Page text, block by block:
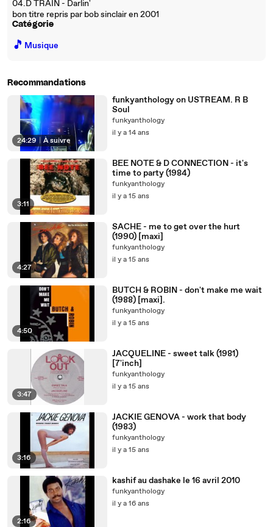
04.D TRAIN - Darlin'
bon titre repris par bob sinclair en 2001
Catégorie
🎵 Musique
Recommandations
24:29 À suivre
funkyanthology on USTREAM. R B
Soul
funkyanthology
il y a 14 ans
3:11
BEE NOTE & D CONNECTION - it's
time to party (1984)
funkyanthology
il y a 15 ans
4:27
SACHE - me to get over the hurt
(1990) [maxi]
funkyanthology
il y a 15 ans
4:50
BUTCH & ROBIN - don't make me wait
(1988) [maxi].
funkyanthology
il y a 15 ans
3:47
JACQUELINE - sweet talk (1981)
[7'inch]
funkyanthology
il y a 15 ans
3:16
JACKIE GENOVA - work that body
(1983)
funkyanthology
il y a 15 ans
2:16
kashif au dashake le 16 avril 2010
funkyanthology
il y a 16 ans